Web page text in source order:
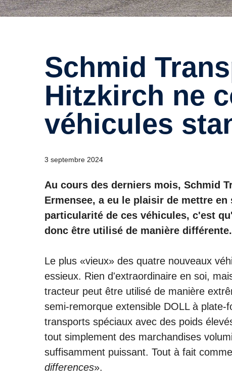
Schmid Transporte AG
Hitzkirch ne
véhicules
3 septembre 2024
Au cours des derniers mois, Schmid
Ermensee, a eu le plaisir de mettre
particularité de ces véhicules, c'est
donc être utilisé de manière différente.
Le plus «vieux» des quatre nouveaux
essieux. Rien d'extraordinaire en soi,
tracteur peut être utilisé de manière
semi-remorque extensible DOLL à
transports spéciaux avec des poids
tout simplement des marchandises
suffisamment puissant. Tout à fait
differences».